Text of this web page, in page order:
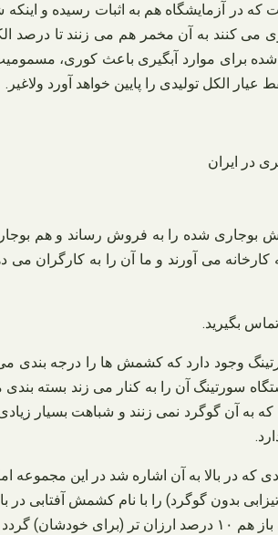
آزمایشگاه هم به اثبات رسیده و اینکه
کنند به آن مخمر هم می زنند تا درصد
برای موارد آبگیری باعث کوری،
الکل تولیدی را پایین خواهد آورد ولاغیر.
بوجاری شده را به فروش رساند و
کارخانه می‌ آورند و ما آن را به
بگیرید.
وجود دارد که کشمش‌ ها را درجه‌
سورتینگ آن را به کنار می‌ زند
آن گوگرد نمی‌ زنند و شباهت بسیار
شهریور ۱۴۰۲ هستیم تمامی مواردی که در بالا به آن
بدون گوگرد) را با نام کشمش آفتابی در
به محصول اشاره شده باعث می‌ گردند قیمت آن باز